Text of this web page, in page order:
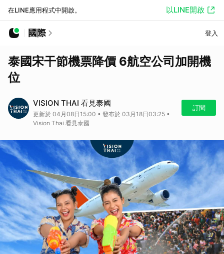
在LINE應用程式中開啟。 以LINE開啟
國際 登入
泰國宋干節機票降價 6航空公司加開機
位
VISION THAI 看見泰國
更新於 04月08日15:00 • 發布於 03月18日03:25 •
Vision Thai 看見泰國
訂閱